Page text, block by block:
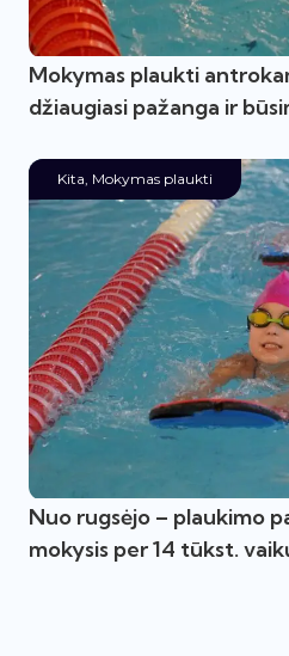
Mokymas plaukti
džiaugiasi pažanga ir
Kita Mokymas plaukti
Nuo rugsėjo – plaukimo
mokysis per 14 tūkst.